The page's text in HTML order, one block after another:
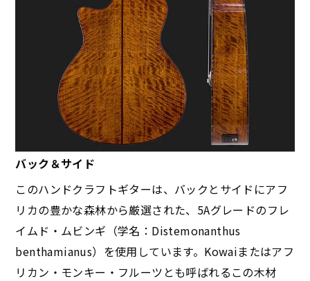
バック＆サイド
このハンドクラフトギターは、バックとサイドにアフ
リカの豊かな森林から厳選された、5Aグレードのフレ
イムド・ムビンギ（学名：Distemonanthus
benthamianus）を使用しています。Kowaiまたはアフ
リカン・モンキー・フルーツとも呼ばれるこの木材